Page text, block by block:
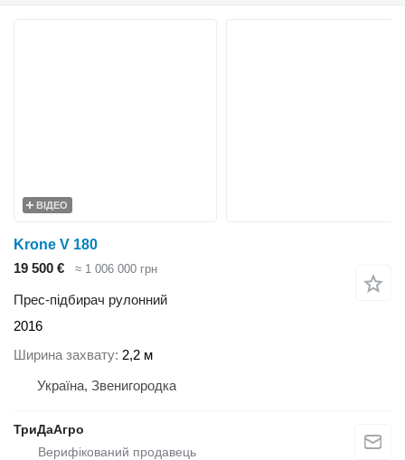
ВІДЕО
Krone V 180
19 500 €
≈ 1 006 000 грн
Прес-підбирач рулонний
2016
Ширина захвату 2,2 м
Україна, Звенигородка
ТриДаАгро